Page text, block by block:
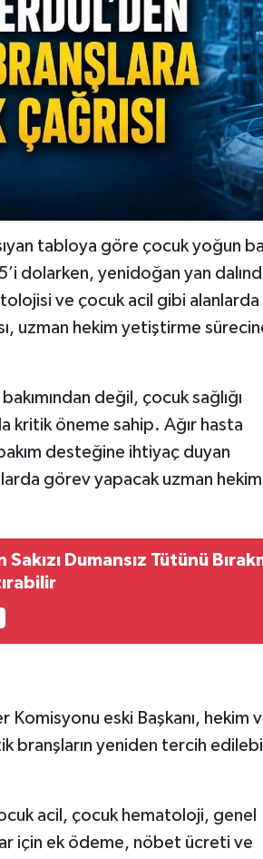
tabloya göre çocuk yoğun
dolarken, yenidoğan yan
ve çocuk acil gibi alanlarda
uzman hekim yetiştirme
değil, çocuk sağlığı
kritik öneme sahip. Ağır hasta
desteğine ihtiyaç duyan
görev yapacak uzman
Dumansız Tütünü
Komisyonu eski Başkanı, hekim
branşların yeniden tercih
acil, çocuk hematoloji, genel
için ek ödeme, nöbet ücreti ve